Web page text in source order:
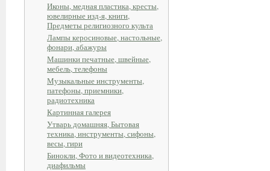
Иконы, медная пластика, кресты,
ювелирные изд-я, книги,
Предметы религиозного культа
Лампы керосиновые, настольные,
фонари, абажуры
Машинки печатные, швейные,
мебель, телефоны
Музыкальные инструменты,
патефоны, приемники,
радиотехника
Картинная галерея
Утварь домашняя, Бытовая
техника, инструменты, сифоны,
весы, гири
Бинокли, Фото и видеотехника,
диафильмы